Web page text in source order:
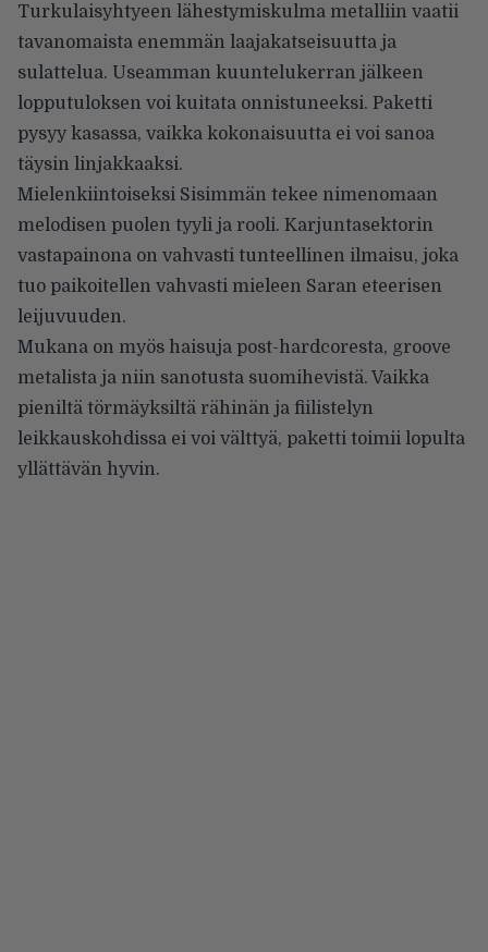
Turkulaisyhtyeen lähestymiskulma metalliin vaatii
tavanomaista enemmän laajakatseisuutta ja
sulattelua. Useamman kuuntelukerran jälkeen
lopputuloksen voi kuitata onnistuneeksi. Paketti
pysyy kasassa, vaikka kokonaisuutta ei voi sanoa
täysin linjakkaaksi.
Mielenkiintoiseksi Sisimmän tekee nimenomaan
melodisen puolen tyyli ja rooli. Karjuntasektorin
vastapainona on vahvasti tunteellinen ilmaisu, joka
tuo paikoitellen vahvasti mieleen Saran eteerisen
leijuvuuden.
Mukana on myös haisuja post-hardcoresta, groove
metalista ja niin sanotusta suomihevistä. Vaikka
pieniltä törmäyksiltä rähinän ja fiilistelyn
leikkauskohdissa ei voi välttyä, paketti toimii lopulta
yllättävän hyvin.